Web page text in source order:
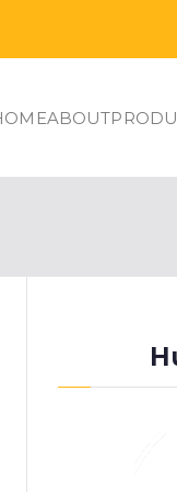
ABOUT